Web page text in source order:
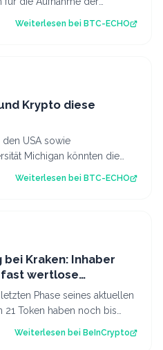
Weiterlesen bei BTC-ECHO
Krypto diese
USA sowie
Michigan könnten die
Weiterlesen bei BTC-ECHO
Kraken: Inhaber
fast wertlose
Phase seines aktuellen
21 Token haben noch bis
Weiterlesen bei BeInCrypto